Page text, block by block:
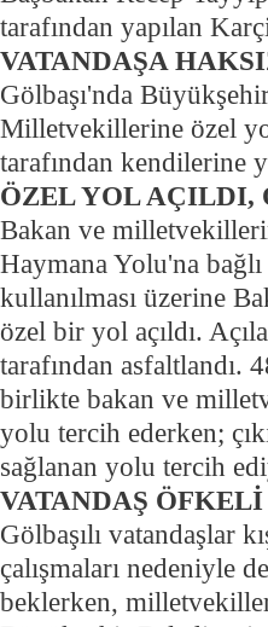
tarafından yapılan
VATANDAŞA
Gölbaşı'nda
Milletvekillerine özel
tarafından kendilerine
ÖZEL YOL AÇILDI,
Bakan ve
Haymana Yolu'na bağlı
kullanılması üzerine
özel bir yol açıldı.
tarafından asfaltlandı.
birlikte bakan ve
yolu tercih ederken;
sağlanan yolu tercih
VATANDAŞ ÖFKELİ
Gölbaşılı vatandaşlar
çalışmaları nedeniyle
beklerken,